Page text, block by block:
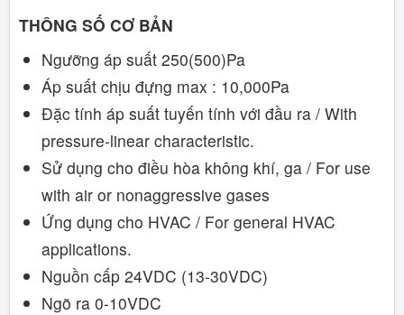
THÔNG SỐ CƠ BẢN
Ngưỡng áp suất 250(500)Pa
Áp suất chịu đựng max : 10,000Pa
Đặc tính áp suất tuyến tính với đầu ra / With
pressure-linear characteristic.
Sử dụng cho điều hòa không khí, ga / For use
with air or nonaggressive gases
Ứng dụng cho HVAC / For general HVAC
applications.
Nguồn cấp 24VDC (13-30VDC)
Ngõ ra 0-10VDC